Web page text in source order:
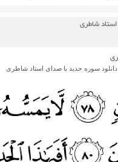
شاطری
سوره حدید با صدای استاد شاطری